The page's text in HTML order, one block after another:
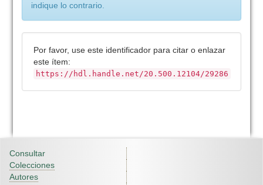
indique lo contrario.
Por favor, use este identificador para citar o enlazar
este ítem:
https://hdl.handle.net/20.500.12104/29286
Consultar
Colecciones
Autores